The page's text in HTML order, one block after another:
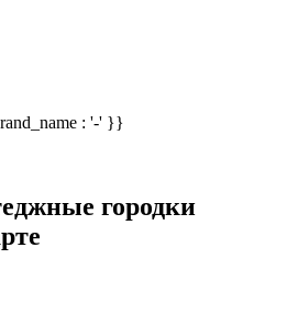
: '-' }}
городки